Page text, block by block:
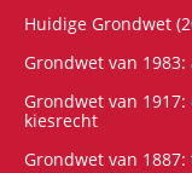
Huidige Grondwet
Grondwet van
Grondwet van
kiesrecht
Grondwet van